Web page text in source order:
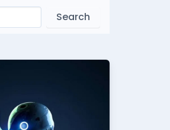
Search